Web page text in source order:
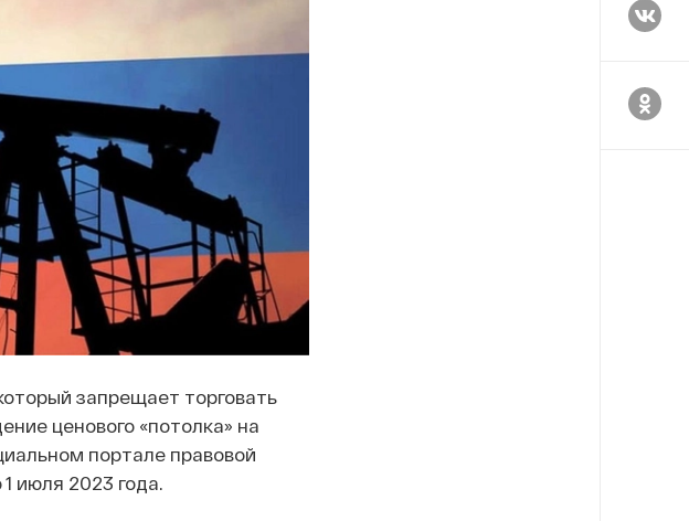
запрещает торговать
ценового «потолка» на
портале правовой
июля 2023 года.